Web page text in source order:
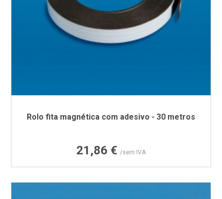
Rolo fita magnética com adesivo - 30 metros
Preço
21,86 € /sem IVA